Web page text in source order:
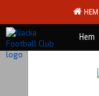
HEM
Hem